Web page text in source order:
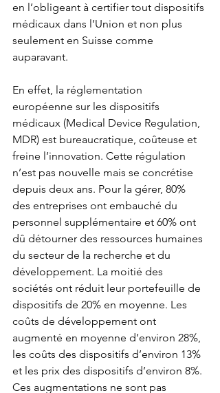
en l’obligeant à certifier tout dispositifs
médicaux dans l’Union et non plus
seulement en Suisse comme
auparavant.
En effet, la réglementation
européenne sur les dispositifs
médicaux (Medical Device Regulation,
MDR) est bureaucratique, coûteuse et
freine l’innovation. Cette régulation
n’est pas nouvelle mais se concrétise
depuis deux ans. Pour la gérer, 80%
des entreprises ont embauché du
personnel supplémentaire et 60% ont
dû détourner des ressources humaines
du secteur de la recherche et du
développement. La moitié des
sociétés ont réduit leur portefeuille de
dispositifs de 20% en moyenne. Les
coûts de développement ont
augmenté en moyenne d’environ 28%,
les coûts des dispositifs d’environ 13%
et les prix des dispositifs d’environ 8%.
Ces augmentations ne sont pas